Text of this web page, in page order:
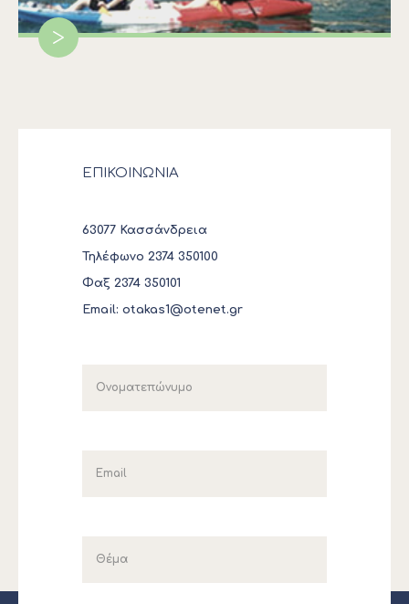
>
ΕΠΙΚΟΙΝΩΝΙΑ
63077 Κασσάνδρεια
Τηλέφωνο 2374 350100
Φαξ 2374 350101
Email: otakas1@otenet.gr